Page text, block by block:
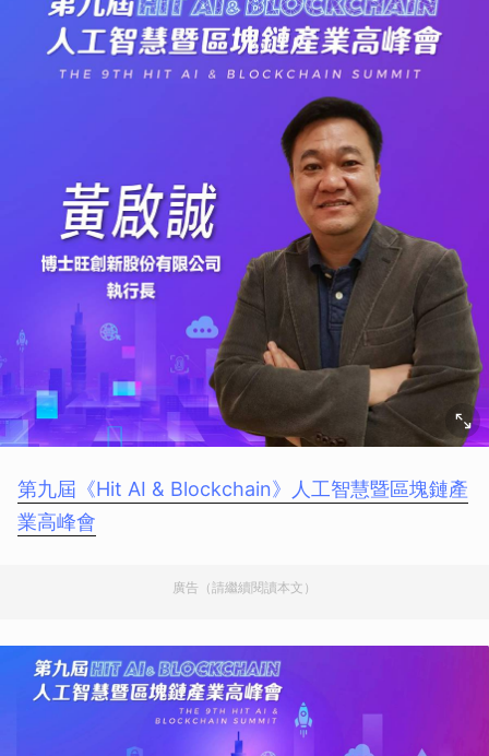
第九屆《Hit AI & Blockchain》人工智慧暨區塊鏈產
業高峰會
廣告（請繼續閱讀本文）